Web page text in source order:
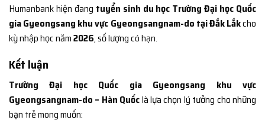
Humanbank hiện đang tuyển sinh du học Trường Đại học Quốc
gia Gyeongsang khu vực Gyeongsangnam-do tại Đắk Lắkcho
kỳ nhập học năm2026, số lượng có hạn.
Kết luận
Trường Đại học Quốc gia Gyeongsang khu vực
Gyeongsangnam-do – Hàn Quốclà lựa chọn lý tưởng cho những
bạn trẻ mong muốn: